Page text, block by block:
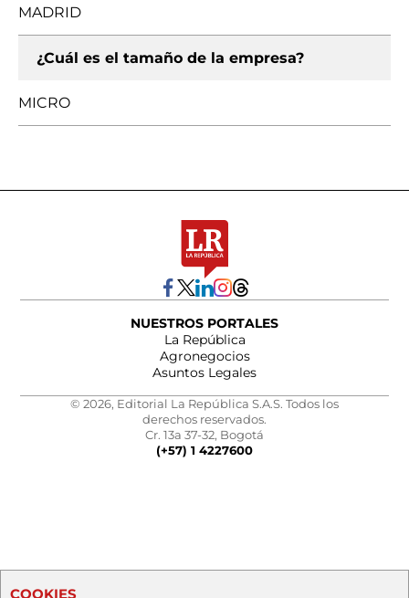
MADRID
¿Cuál es el tamaño de la empresa?
MICRO
NUESTROS PORTALES
La República
Agronegocios
Asuntos Legales
© 2026, Editorial La República S.A.S. Todos los
derechos reservados.
Cr. 13a 37-32, Bogotá
(+57) 1 4227600
COOKIES